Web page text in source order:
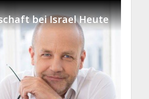
bei Israel Heute